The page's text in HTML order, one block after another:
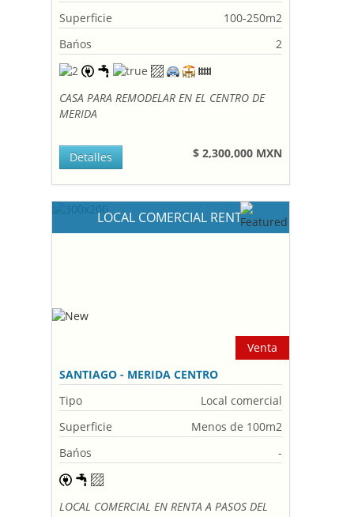
Superficie
100-250m2
Bańos
2
CASA PARA REMODELAR EN EL CENTRO DE
MERIDA
$ 2,300,000 MXN
Detalles
LOCAL COMERCIAL RENT
Venta
SANTIAGO - MERIDA CENTRO
Tipo
Local comercial
Superficie
Menos de 100m2
Bańos
-
LOCAL COMERCIAL EN RENTA A PASOS DEL